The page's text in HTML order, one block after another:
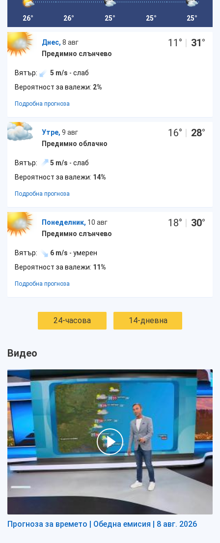
26° 26° 25° 25° 25°
Днес, 8 авг
Предимно слънчево
11 ° | 31°
Вятър: 5 m/s - слаб
Вероятност за валежи: 2%
Подробна прогноза
Утре, 9 авг
Предимно облачно
16° | 28°
Вятър: 5 m/s - слаб
Вероятност за валежи: 14%
Подробна прогноза
Понеделник, 10 авг
Предимно слънчево
18° | 30°
Вятър: 6 m/s - умерен
Вероятност за валежи: 11%
Подробна прогноза
24-часова 14-дневна
Видео
Прогноза за времето | Обедна емисия | 8 авг. 2026